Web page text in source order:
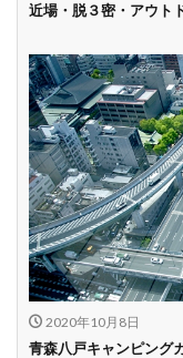
近場・脱３密・アウト
2020年10月8日
青森八戸キャンピング